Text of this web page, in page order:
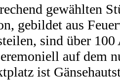
gewählten
gebildet aus
sind über
auf dem
ist